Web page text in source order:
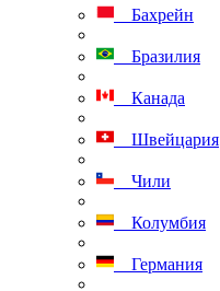
Бахрейн
Бразилия
Канада
Швейцария
Чили
Колумбия
Германия